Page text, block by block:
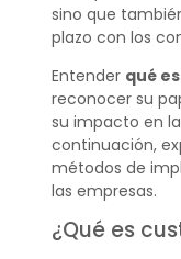
sino que
plazo con los
Entender qué
reconocer su
su impacto en
continuación,
métodos de
las empresas.
¿Qué es